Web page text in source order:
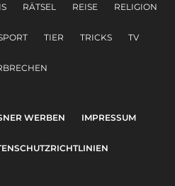
RÄTSEL REISE RELIGION
TIER TRICKS TV
WERBEN IMPRESSUM